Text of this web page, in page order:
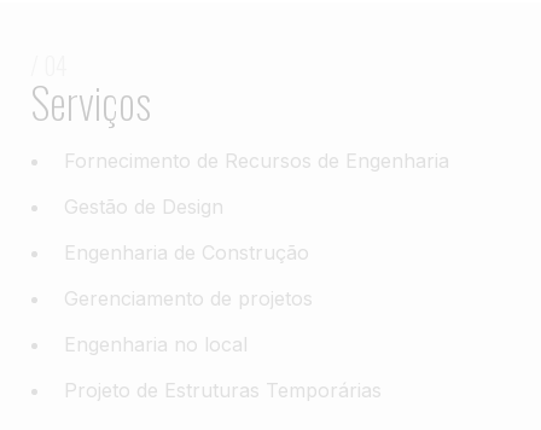
Serviços
Fornecimento de Recursos de Engenharia
Gestão de Design
Engenharia de Construção
Gerenciamento de projetos
Engenharia no local
Projeto de Estruturas Temporárias